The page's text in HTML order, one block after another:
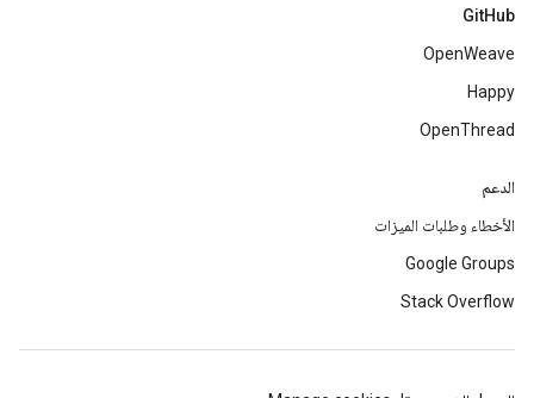
GitHub
OpenWeave
Happy
OpenThread
الدعم
الأخطاء وطلبات الميزات
Google Groups
Stack Overflow